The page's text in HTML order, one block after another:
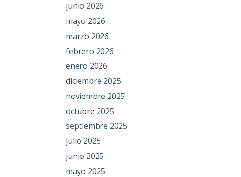
junio 2026
mayo 2026
marzo 2026
febrero 2026
enero 2026
diciembre 2025
noviembre 2025
octubre 2025
septiembre 2025
julio 2025
junio 2025
mayo 2025